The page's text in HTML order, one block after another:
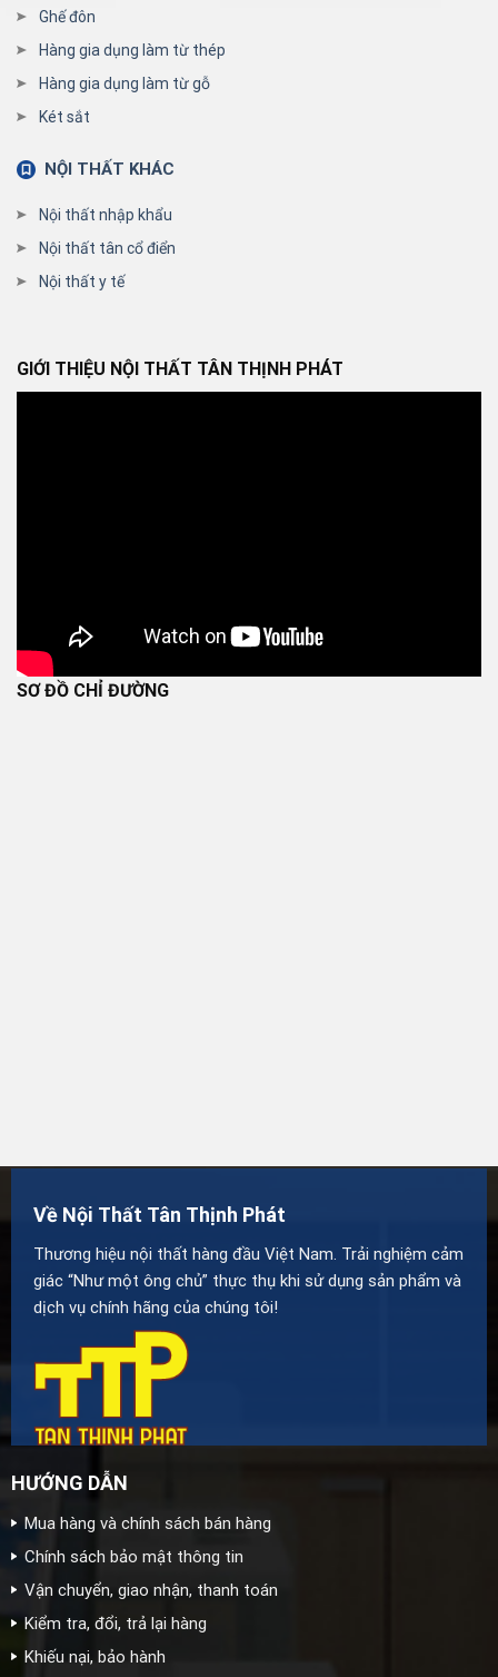
Ghế đôn
Hàng gia dụng làm từ thép
Hàng gia dụng làm từ gỗ
Két sắt
NỘI THẤT KHÁC
Nội thất nhập khẩu
Nội thất tân cổ điển
Nội thất y tế
GIỚI THIỆU NỘI THẤT TÂN THỊNH PHÁT
SƠ ĐỒ CHỈ ĐƯỜNG
Về Nội Thất Tân Thịnh Phát
Thương hiệu nội thất hàng đầu Việt Nam. Trải nghiệm cảm
giác “Như một ông chủ” thực thụ khi sử dụng sản phẩm và
dịch vụ chính hãng của chúng tôi!
HƯỚNG DẪN
Mua hàng và chính sách bán hàng
Chính sách bảo mật thông tin
Vận chuyển, giao nhận, thanh toán
Kiểm tra, đổi, trả lại hàng
Khiếu nại, bảo hành